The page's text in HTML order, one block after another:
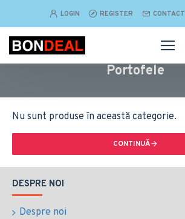
LOGIN REGISTER CONTACT
Portofele
Nu sunt produse în această categorie.
CONTINUĂ
DESPRE NOI
Despre noi